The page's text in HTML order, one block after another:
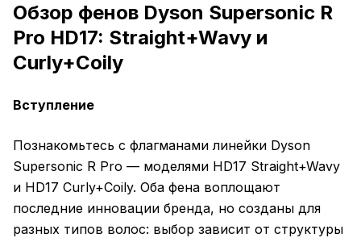
Обзор фенов Dyson Supersonic R
Pro HD17: Straight+Wavy и
Curly+Coily
Вступление
Познакомьтесь с флагманами линейки Dyson
Supersonic R Pro — моделями HD17 Straight+Wavy
и HD17 Curly+Coily. Оба фена воплощают
последние инновации бренда, но созданы для
разных типов волос: выбор зависит от структуры